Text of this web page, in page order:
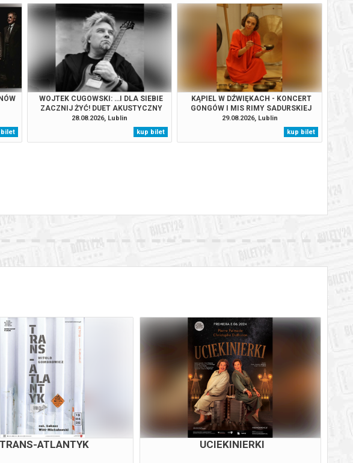
bilet
WOJTEK CUGOWSKI: …I DLA SIEBIE
ZACZNIJ ŻYĆ! DUET AKUSTYCZNY
CUGOWSKI & JOŃCZYK
28.08.2026, Lublin
kup bilet
KĄPIEL W DŹWIĘKACH - KONCERT
GONGÓW I MIS RIMY SADURSKIEJ
29.08.2026, Lublin
kup bilet
TRANS-ATLANTYK UCIEKINIERKI